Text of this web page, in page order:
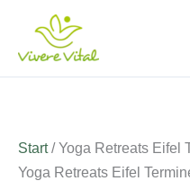
springen
Start/ Yoga Retreats Eifel
Yoga Retreats Eifel